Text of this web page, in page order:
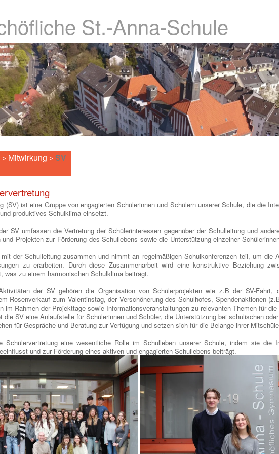
St.-Anna-Schule
> Mitwirkung > SV
(SV) ist eine Gruppe von engagierten Schülerinnen und Schülern unserer Schule, die die
produktives Schulklima einsetzt.
SV umfassen die Vertretung der Schülerinteressen gegenüber der Schulleitung und
Projekten zur Förderung des Schullebens sowie die Unterstützung einzelner
der Schulleitung zusammen und nimmt an regelmäßigen Schulkonferenzen teil, um die
zu erarbeiten. Durch diese Zusammenarbeit wird eine konstruktive Beziehung
was zu einem harmonischen Schulklima beiträgt.
der SV gehören die Organisation von Schülerprojekten wie z.B der SV-Fahrt,
Rosenverkauf zum Valentinstag, der Verschönerung des Schulhofes, Spendenaktionen
im Rahmen der Projekttage sowie Informationsveranstaltungen zu relevanten Themen für
die SV eine Anlaufstelle für Schülerinnen und Schüler, die Unterstützung bei schulischen
für Gespräche und Beratung zur Verfügung und setzen sich für die Belange ihrer
Schülervertretung eine wesentliche Rolle im Schulleben unserer Schule, indem sie die
und zur Förderung eines aktiven und engagierten Schullebens beiträgt.